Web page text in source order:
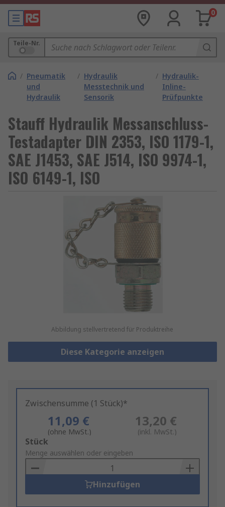
0
Teile-Nr.
/ Pneumatik
und
Hydraulik
/ Hydraulik
Messtechnik und
Sensorik
/ Hydraulik-
Inline-
Prüfpunkte
Stauff Hydraulik Messanschluss-
Testadapter DIN 2353, ISO 1179-1,
SAE J1453, SAE J514, ISO 9974-1,
ISO 6149-1, ISO
Abbildung stellvertretend für Produktreihe
Diese Kategorie anzeigen
Zwischensumme (1 Stück)*
11,09 €
(ohne MwSt.)
13,20 €
(inkl. MwSt.)
Add
to
Basket
Stück
Menge auswählen oder eingeben
Hinzufügen